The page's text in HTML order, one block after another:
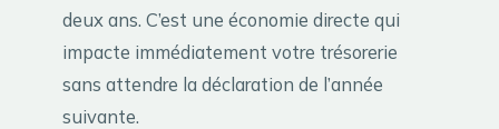
deux ans. C’est une économie directe qui
impacte immédiatement votre trésorerie
sans attendre la déclaration de l’année
suivante.